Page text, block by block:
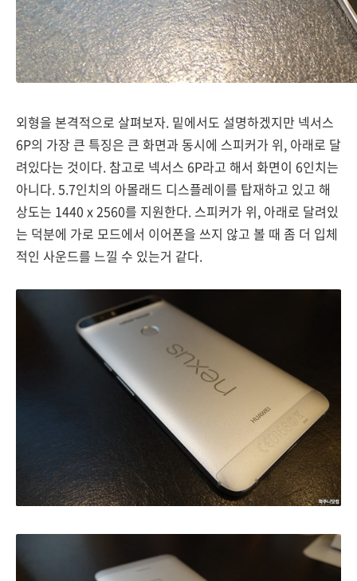
외형을 본격적으로 살펴보자. 밑에서도 설명하겠지만 넥서스
6P의 가장 큰 특징은 큰 화면과 동시에 스피커가 위, 아래로 달
려있다는 것이다. 참고로 넥서스 6P라고 해서 화면이 6인치는
아니다. 5.7인치의 아몰래드 디스플레이를 탑재하고 있고 해
상도는 1440 x 2560를 지원한다. 스피커가 위, 아래로 달려있
는 덕분에 가로 모드에서 이어폰을 쓰지 않고 볼 때 좀 더 입체
적인 사운드를 느낄 수 있는거 같다.